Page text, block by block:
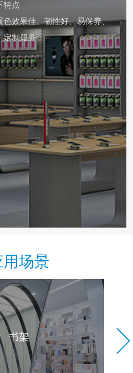
特点
色效果佳、韧性好、易保养、
定制服务
用场景
书架